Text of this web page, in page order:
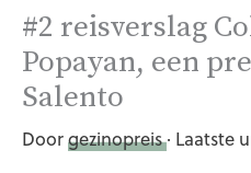
#2 reisverslag
Popayan, een
Salento
Doorgezinopreis· Laatste